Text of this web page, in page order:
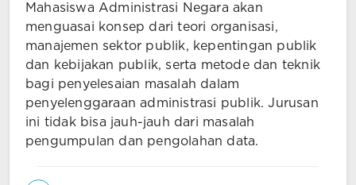
Mahasiswa Administrasi Negara akan
menguasai konsep dari teori organisasi,
manajemen sektor publik, kepentingan publik
dan kebijakan publik, serta metode dan teknik
bagi penyelesaian masalah dalam
penyelenggaraan administrasi publik. Jurusan
ini tidak bisa jauh-jauh dari masalah
pengumpulan dan pengolahan data.